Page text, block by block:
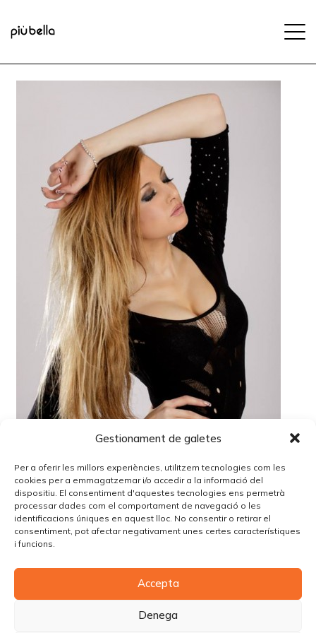
Gestionament de galetes
Per a oferir les millors experiències, utilitzem tecnologies com les
cookies per a emmagatzemar i/o accedir a la informació del
dispositiu. El consentiment d'aquestes tecnologies ens permetrà
processar dades com el comportament de navegació o les
identificacions úniques en aquest lloc. No consentir o retirar el
consentiment, pot afectar negativament unes certes característiques
i funcions.
Accepta
Denega
Lo siento, debes estarconectadopara publicar un
comentario.
© Copyright Piùbella Models Agency
Designed ByCreative Corner Agency
Política de cookies